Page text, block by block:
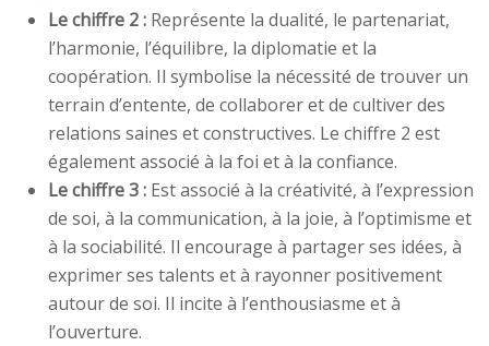
Le chiffre 2 : Représente la dualité, le partenariat,
l’harmonie, l’équilibre, la diplomatie et la
coopération. Il symbolise la nécessité de trouver un
terrain d’entente, de collaborer et de cultiver des
relations saines et constructives. Le chiffre 2 est
également associé à la foi et à la confiance.
Le chiffre 3 : Est associé à la créativité, à l’expression
de soi, à la communication, à la joie, à l’optimisme et
à la sociabilité. Il encourage à partager ses idées, à
exprimer ses talents et à rayonner positivement
autour de soi. Il incite à l’enthousiasme et à
l’ouverture.